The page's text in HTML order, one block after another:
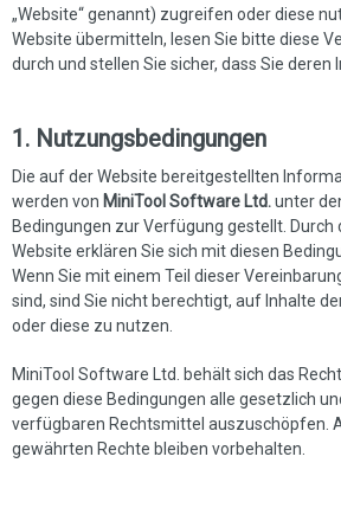
„Website“ genannt) zugreifen oder diese
Website übermitteln, lesen Sie bitte diese
durch und stellen Sie sicher, dass Sie deren
1. Nutzungsbedingungen
Die auf der Website bereitgestellten
werden von MiniTool Software Ltd.unter
Bedingungen zur Verfügung gestellt.
Website erklären Sie sich mit diesen
Wenn Sie mit einem Teil dieser
sind, sind Sie nicht berechtigt, auf Inhalte
oder diese zu nutzen.
MiniTool Software Ltd. behält sich das
gegen diese Bedingungen alle gesetzlich
verfügbaren Rechtsmittel auszuschöpfen.
gewährten Rechte bleiben vorbehalten.